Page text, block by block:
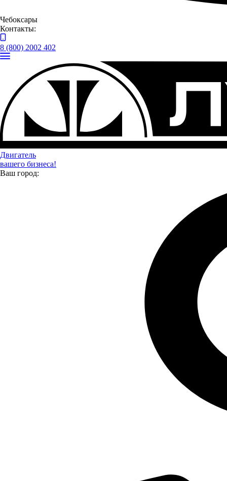
Чебоксары
Контакты:
8 (800) 2002 402
Двигатель
вашего бизнеса!
Ваш город:
Для клиентов компании в КАМАЗ-Центр «АЗИМУТ» был
организован небольшой фуршет, вручены символичные
подарки, и проведена экскурсия для ознакомления с
предприятием. Так, сервисный центр оснащен 10 постами с
ямами до 16 метров, телескопическими подъемниками,
стендами для диагностики, оборудованием для ремонта
двигателей, коробок передач, редукторов, и других агрегатов
грузовых автомобилей.